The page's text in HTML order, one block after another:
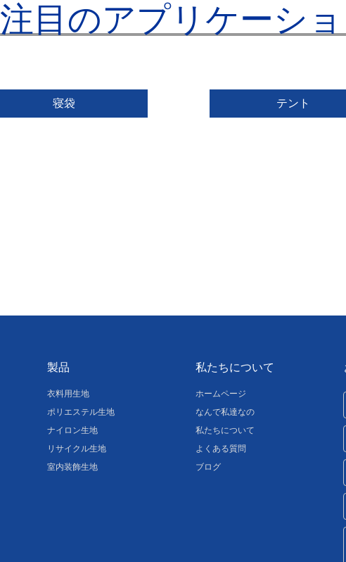
注目のアプリケーシ
寝袋 テント
製品
衣料用生地
ポリエステル生地
ナイロン生地
リサイクル生地
室内装飾生地
私たちについて
ホームページ
なんで私達なの
私たちについて
よくある質問
ブログ